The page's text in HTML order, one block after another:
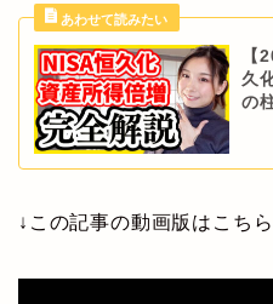
【
久
の
↓この記事の動画版はこちら